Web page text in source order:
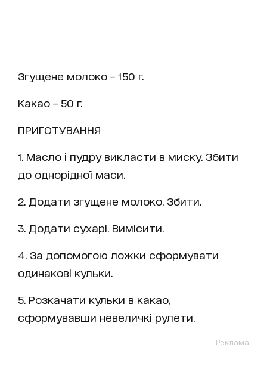
Згущене молоко – 150 г.
Какао – 50 г.
ПРИГОТУВАННЯ
1. Масло і пудру викласти в миску. Збити
до однорідної маси.
2. Додати згущене молоко. Збити.
3. Додати сухарі. Вимісити.
4. За допомогою ложки сформувати
одинакові кульки.
5. Розкачати кульки в какао,
сформувавши невеличкі рулети.
Реклама